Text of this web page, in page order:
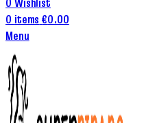
0 items €0.00
Menu